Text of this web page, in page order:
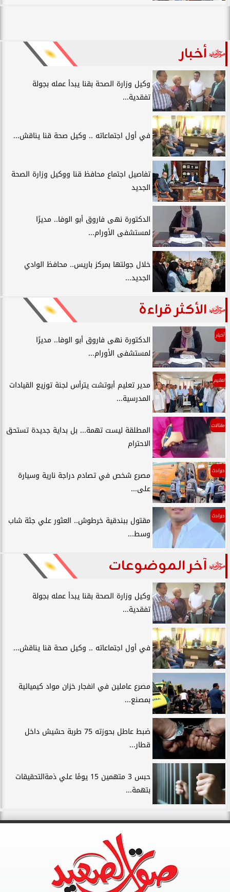
أخبار
وكيل وزارة الصحة بقنا يبدأ عمله بجولة
تفقدية...
في أول اجتماعاته .. وكيل صحة قنا يناقش...
تفاصيل اجتماع محافظ قنا ووكيل وزارة الصحة
الجديد
الدكتورة نهى فاروق أبو الوفا.. مديرًا
لمستشفى الأورام...
خلال جولتها بمركز باريس.. محافظ الوادي
الجديد...
الأكثر قراءة
أخبار
الدكتورة نهى فاروق أبو الوفا.. مديرًا
لمستشفى الأورام...
تعليم
مدير تعليم أبوتشت يترأس لجنة توزيع القيادات
المدرسية...
مقالات
المطلقة ليست تهمة... بل بداية جديدة تستحق
الاحترام
حوادث
مصرع شخص في تصادم دراجة نارية وسيارة
على...
حوادث
مقتول ببندقية خرطوش.. العثور علي جثة شاب
وسط...
آخر الموضوعات
وكيل وزارة الصحة بقنا يبدأ عمله بجولة
تفقدية...
في أول اجتماعاته .. وكيل صحة قنا يناقش...
مصرع عاملين في انفجار خزان مواد كيميائية
بمصنع...
ضبط عاطل بحوزته 75 طربة حشيش داخل
قطار...
حبس 3 متهمين 15 يومًا علي ذمةالتحقيقات
بتهمة...